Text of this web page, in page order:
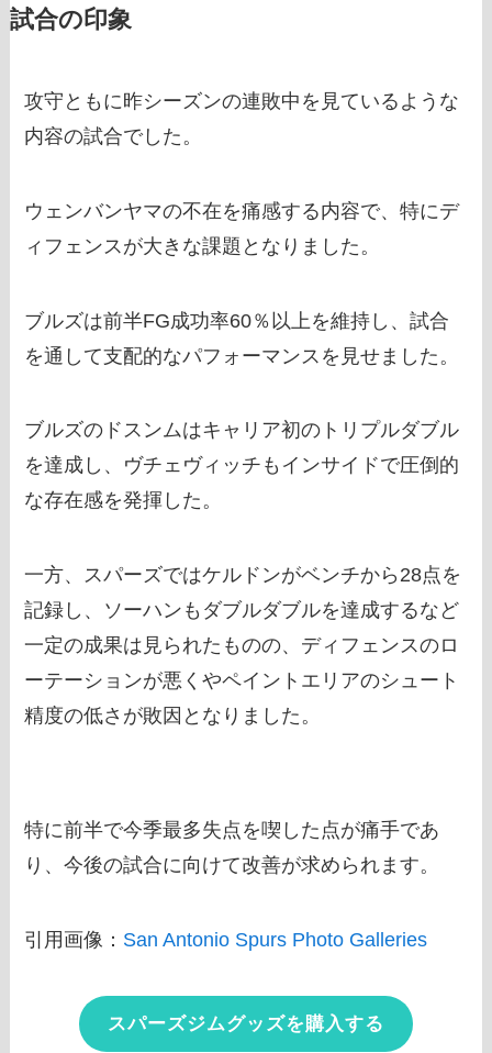
試合の印象
攻守ともに昨シーズンの連敗中を見ているような
内容の試合でした。
ウェンバンヤマの不在を痛感する内容で、特にデ
ィフェンスが大きな課題となりました。
ブルズは前半FG成功率60％以上を維持し、試合
を通して支配的なパフォーマンスを見せました。
ブルズのドスンムはキャリア初のトリプルダブル
を達成し、ヴチェヴィッチもインサイドで圧倒的
な存在感を発揮した。
一方、スパーズではケルドンがベンチから28点を
記録し、ソーハンもダブルダブルを達成するなど
一定の成果は見られたものの、ディフェンスのロ
ーテーションが悪くやペイントエリアのシュート
精度の低さが敗因となりました。
特に前半で今季最多失点を喫した点が痛手であ
り、今後の試合に向けて改善が求められます。
引用画像： San Antonio Spurs Photo Galleries
スパーズジムグッズを購入する